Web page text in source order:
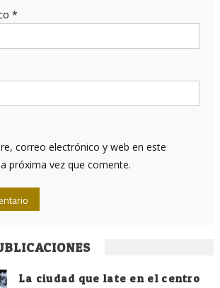
*
correo electrónico y web en este
próxima vez que comente.
La ciudad que late en el centro